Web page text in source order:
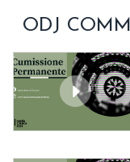
ODJ